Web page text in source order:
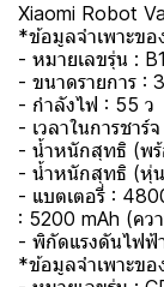
Xiaomi Robot
*ข้อมูลจำเพาะข
- หมายเลขรุ่น :
- ขนาดรายการ :
- กำลังไฟ : 55 ว
- เวลาในการชาร์
- น้ำหนักสุทธิ (พ
- น้ำหนักสุทธิ (หุ่
- แบตเตอรี่ :
: 5200 mAh (คว
- พิกัดแรงดันไฟฟ้
*ข้อมูลจำเพาะขอ